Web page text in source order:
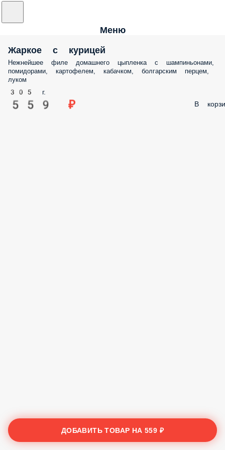
Меню
Жаркое с курицей
Нежнейшее филе домашнего цыпленка с шампиньонами,
помидорами, картофелем, кабачком, болгарским перцем,
луком
305 г.
559 ₽ В
ДОБАВИТЬ ТОВАР НА559 ₽